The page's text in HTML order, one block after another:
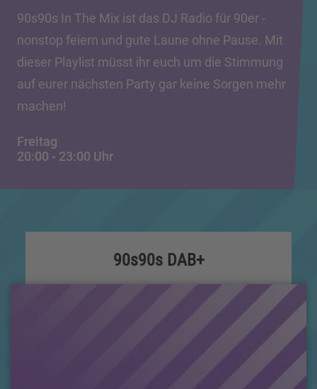
90s90s In The Mix ist das DJ Radio für 90er -
nonstop feiern und gute Laune ohne Pause. Mit
dieser Playlist müsst ihr euch um die Stimmung
auf eurer nächsten Party gar keine Sorgen mehr
machen!
Freitag
20:00 - 23:00 Uhr
90s90s DAB+